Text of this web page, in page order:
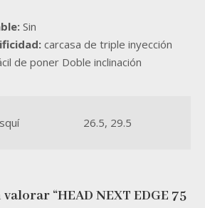
Sin
carcasa de triple inyección
de poner Doble inclinación
26.5, 29.5
“HEAD NEXT EDGE 75